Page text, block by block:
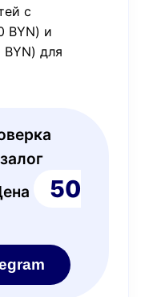
с
BYN) и
BYN) для
50